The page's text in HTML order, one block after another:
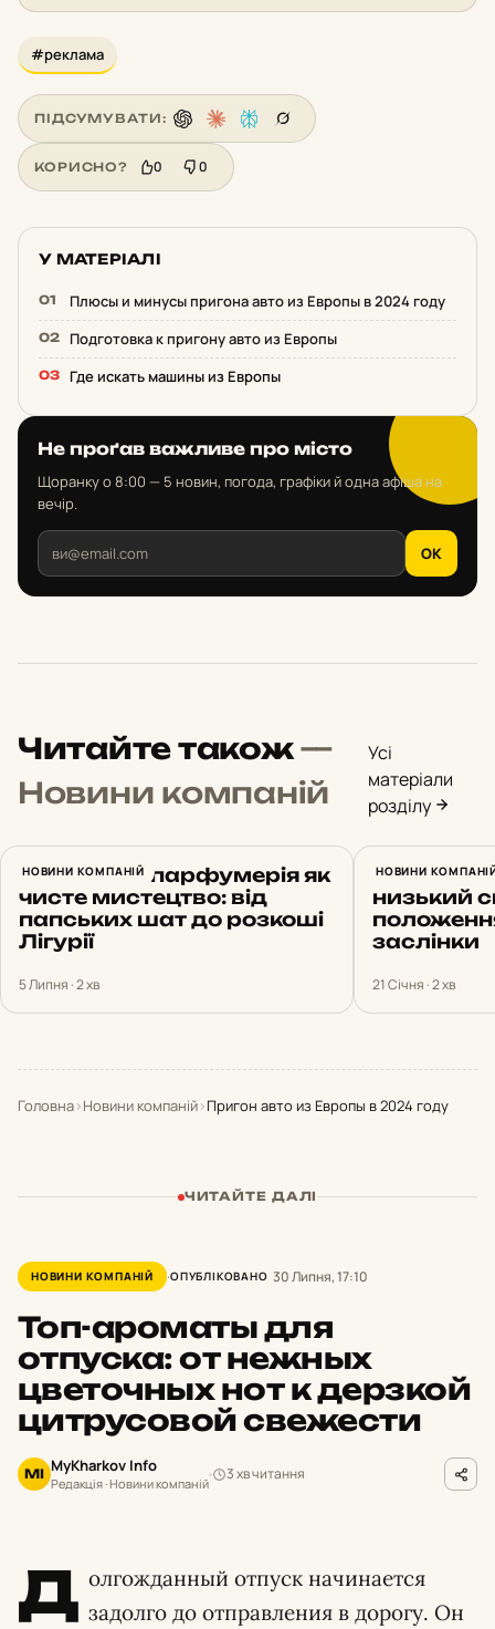
#реклама
ПІДСУМУВАТИ:
КОРИСНО? 0 0
У МАТЕРІАЛІ
Плюсы и минусы пригона авто из Европы в 2024 году
Подготовка к пригону авто из Европы
Где искать машины из Европы
Не проґав важливе про місто
Щоранку о 8:00 — 5 новин, погода, графіки й одна афіша на
вечір.
OK
Читайте також—
Новини компаній
Усі
матеріали
розділу
НОВИНИ КОМПАНІЙ
Італійська парфумерія як
чисте мистецтво: від
папських шат до розкоші
Лігурії
5 Липня · 2 хв
НОВИНИ
Код
низький
заслінки
21 Січня · 2 хв
Головна›Новини компаній›Пригон авто из Европы в 2024 году
ЧИТАЙТЕ ДАЛІ
НОВИНИ КОМПАНІЙ ОПУБЛІКОВАНО 30 Липня, 17:10
Топ-ароматы для
отпуска: от нежных
цветочных нот к дерзкой
цитрусовой свежести
MI MyKharkov Info
Редакція · Новини компаній
3 хв читання
Д олгожданный отпуск начинается
задолго до отправления в дорогу. Он